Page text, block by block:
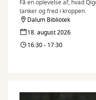
Få en oplevelse af, hvad
tanker og fred i kroppen.
Dalum Bibliotek
18. august 2026
16:30 - 17:30